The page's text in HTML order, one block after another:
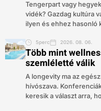
Tengerpart vagy
vidék? Gazdag kultúra
ilyen és ehhez hasonló
5perc 2026. 08. 06.
Több mint
szemléletté válik
A longevity ma az
hívószava.
keresik a választ arra,